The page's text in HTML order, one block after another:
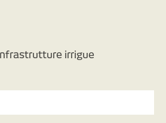
irrigue